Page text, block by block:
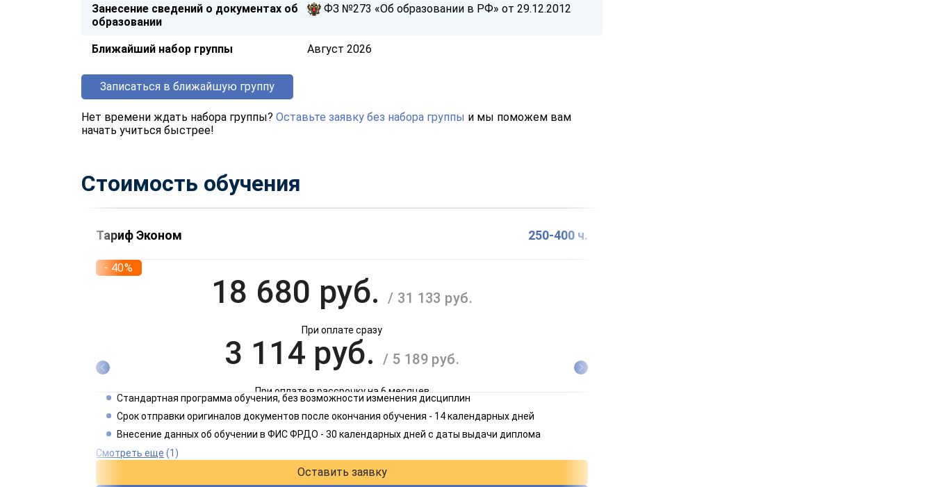
Занесение сведений о документах об
образовании
ФЗ №273 «Об образовании в РФ» от 29.12.2012
Ближайший набор группы Август 2026
Записаться в ближайшую группу
Нет времени ждать набора группы? Оставьте заявку без набора группы и мы поможем вам
начать учиться быстрее!
Стоимость обучения
Тариф Эконом 250-400 ч.
- 40%
18 680 руб./ 31 133 руб.
При оплате сразу
3 114 руб. / 5 189 руб.
При оплате в рассрочку на 6 месяцев
1 557 руб./ 2 595 руб.
Стандартная программа обучения, без возможности изменения дисциплин
Срок отправки оригиналов документов после окончания обучения - 14 календарных дней
Внесение данных об обучении в ФИС ФРДО - 30 календарных дней с даты выдачи диплома
Смотреть еще (1)
Оставить заявку